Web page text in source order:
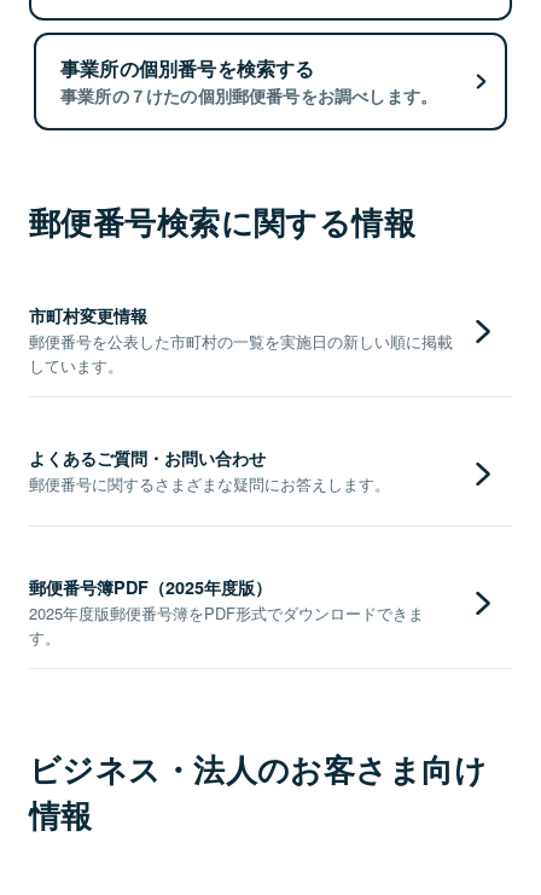
事業所の個別番号を検索する
事業所の７けたの個別郵便番号をお調べします。
郵便番号検索に関する情報
市町村変更情報
郵便番号を公表した市町村の一覧を実施日の新しい順に掲載
しています。
よくあるご質問・お問い合わせ
郵便番号に関するさまざまな疑問にお答えします。
郵便番号簿PDF（2025年度版）
2025年度版郵便番号簿をPDF形式でダウンロードできま
す。
ビジネス・法人のお客さま向け
情報